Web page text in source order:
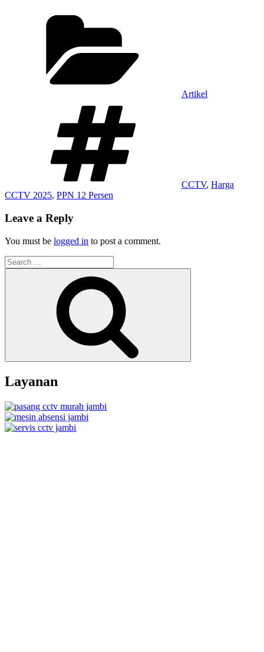
Artikel
CCTV, Harga
CCTV 2025, PPN 12 Persen
Leave a Reply
You must be logged in to post a comment.
Search
for:
Layanan